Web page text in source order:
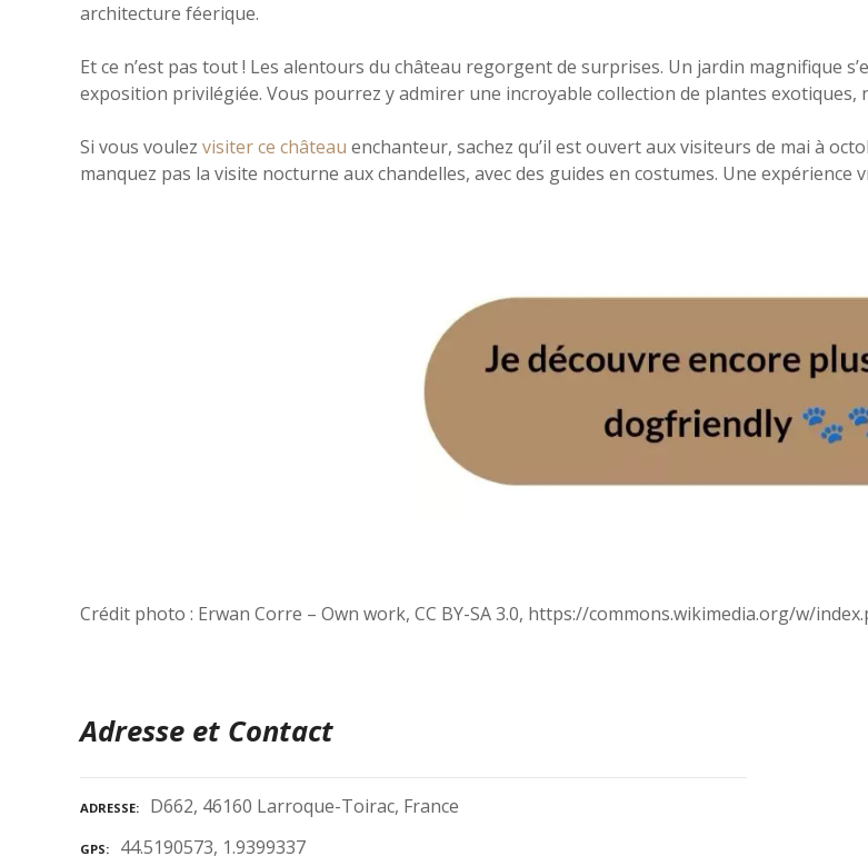
architecture féerique.
Et ce n’est pas tout ! Les alentours du château regorgent de surprises. Un jardin magnifique
exposition privilégiée. Vous pourrez y admirer une incroyable collection de plantes
Si vous voulez visiter ce château enchanteur, sachez qu’il est ouvert aux visiteurs de mai à
manquez pas la visite nocturne aux chandelles, avec des guides en costumes. Une expérience
Crédit photo : Erwan Corre – Own work, CC BY-SA 3.0, https://commons.wikimedia.org/w/
Adresse et Contact
ADRESSE D662, 46160 Larroque-Toirac, France
GPS 44.5190573, 1.9399337